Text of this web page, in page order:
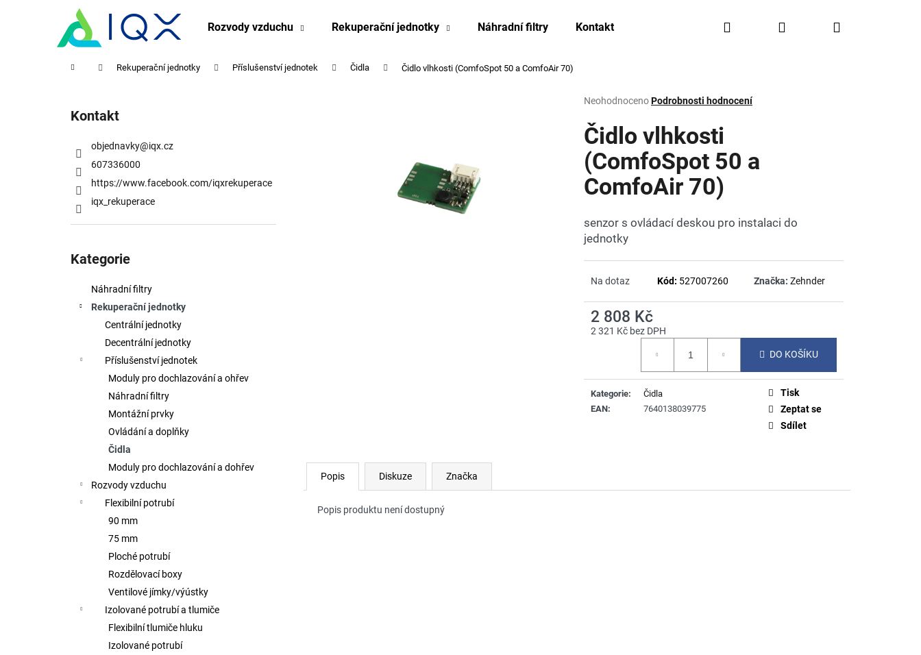
Rozvody vzduchu Rekuperační jednotky Náhradní filtry Kontakt Doprava a platba Značky
Hledat PřihlášeníNákupní
Domů Rekuperační jednotky Příslušenství jednotek Čidla Čidlo vlhkosti (ComfoSpot 50 a ComfoAir 70)
Kontakt
objednavky@iqx.cz
607336000
https://www.facebook.com/iqxrekuperace
iqx_rekuperace
kategorie
Kategorie
Náhradní filtry
Rekuperační jednotky
Centrální jednotky
Decentrální jednotky
Příslušenství jednotek
Moduly pro dochlazování a ohřev
Náhradní filtry
Montážní prvky
Ovládání a doplňky
Čidla
Moduly pro dochlazování a dohřev
Rozvody vzduchu
Flexibilní potrubí
90 mm
75 mm
Ploché potrubí
Rozdělovací boxy
Ventilové jímky/výústky
Izolované potrubí a tlumiče
Flexibilní tlumiče hluku
Izolované potrubí
Průměrné
produktu
je
0,0
z
5
hvězdiček.
NeohodnocenoPodrobnosti hodnocení
Čidlo vlhkosti
(ComfoSpot 50 a
ComfoAir 70)
senzor s ovládací deskou pro instalaci do
jednotky
Na dotaz Kód: 527007260 Značka: Zehnder
2 808 Kč
2 321 Kč bez DPH
DO KOŠÍKU
Kategorie:
Čidla
EAN: 7640138039775
Tisk
Zeptat se
Sdílet
Popis Diskuze Značka
Popis produktu není dostupný
Zpět
Zpět
Co potřebujete najít?
Doporučujeme